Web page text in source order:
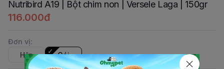
Nutribird A19 | Bột chim non | Versele Laga | 150gr
116.000đ
Đơn vị:
Hộp
Gói